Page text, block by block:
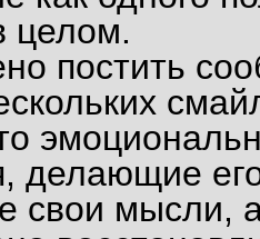
целом.
постить
делающие
свои мысли,